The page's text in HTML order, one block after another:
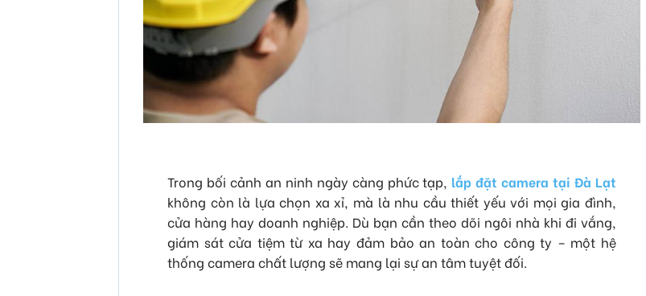
Trong bối cảnh an ninh ngày càng phức tạp, lắp đặt camera tại Đà Lạt
không còn là lựa chọn xa xỉ, mà là nhu cầu thiết yếu với mọi gia đình,
cửa hàng hay doanh nghiệp. Dù bạn cần theo dõi ngôi nhà khi đi vắng,
giám sát cửa tiệm từ xa hay đảm bảo an toàn cho công ty – một hệ
thống camera chất lượng sẽ mang lại sự an tâm tuyệt đối.